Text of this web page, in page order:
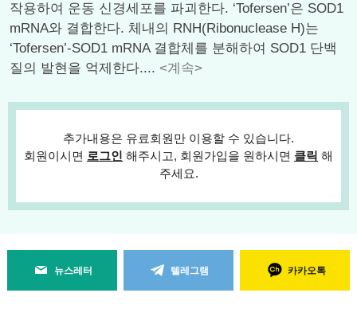
작용하여 운동 신경세포를 파괴한다. ‘Tofersen’은 SOD1
mRNA와 결합한다. 체내의 RNH(Ribonuclease H)는
‘Tofersen’-SOD1 mRNA 결합체를 분해하여 SOD1 단백
질의 발현을 억제한다.... <계속>
추가내용은 유료회원만 이용할 수 있습니다.
회원이시면 로그인 해주시고, 회원가입을 원하시면 클릭 해
주세요.
뉴스레터 텔레그램 카카오톡